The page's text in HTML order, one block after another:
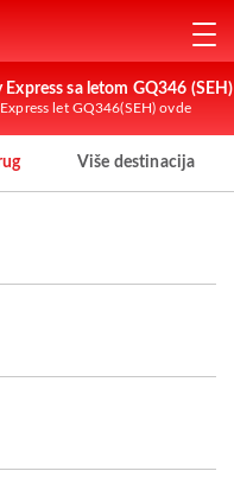
sa letom GQ346 (SEH)
let GQ346(SEH) ovde
Više destinacija